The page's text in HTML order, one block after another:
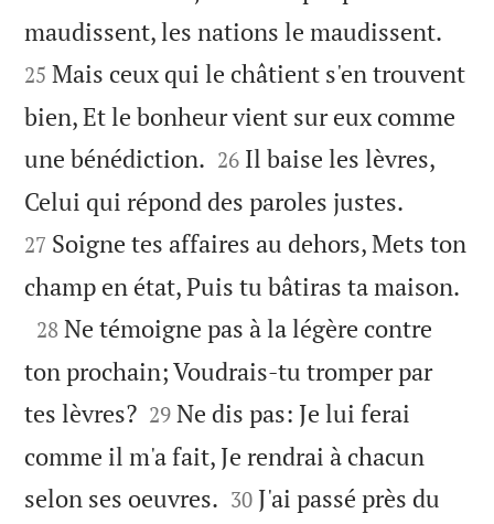
maudissent, les nations le maudissent.
25 Mais ceux qui le châtient s'en trouvent
bien, Et le bonheur vient sur eux comme
une bénédiction. 

26 Il baise les lèvres,
Celui qui répond des paroles justes.
27 Soigne tes affaires au dehors, Mets ton
champ en état, Puis tu bâtiras ta maison.

28 Ne témoigne pas à la légère contre
ton prochain; Voudrais-tu tromper par
tes lèvres?
29 Ne dis pas: Je lui ferai
comme il m'a fait, Je rendrai à chacun
selon ses oeuvres. 

30 J'ai passé près du